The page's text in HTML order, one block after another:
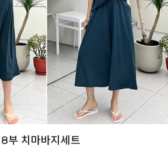
부 치마바지세트